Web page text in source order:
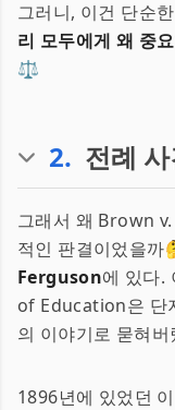
그러니, 이건 단순
리 모두에게 왜 중
⚖️
2. 전례
그래서 왜 Brown
적인 판결이었을까
Ferguson에 있다.
of Education은 단
의 이야기로 묻혀
1896년에 있었던